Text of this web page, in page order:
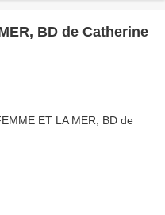
BD de Catherine